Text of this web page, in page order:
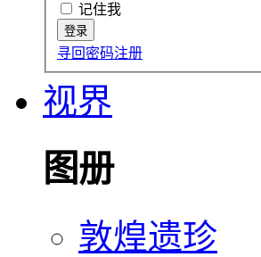
记住我
寻回密码注册
视界
图册
敦煌遗珍